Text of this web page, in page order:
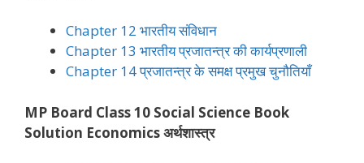
Chapter 12 भारतीय संविधान
Chapter 13 भारतीय प्रजातन्त्र की कार्यप्रणाली
Chapter 14 प्रजातन्त्र के समक्ष प्रमुख चुनौतियाँ
MP Board Class 10 Social Science Book
Solution Economics अर्थशास्त्र